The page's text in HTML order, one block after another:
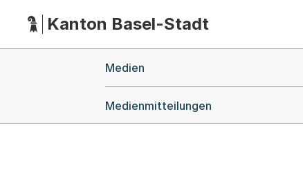
HauptnavigationKanton Basel-Stadt
Medien
Medienmitteilungen